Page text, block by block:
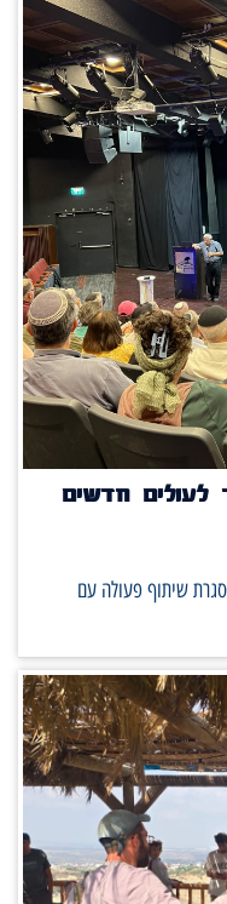
חדשים
שיתוף פעולה עם